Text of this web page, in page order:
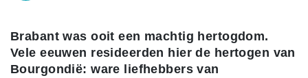
Brabant was ooit een machtig hertogdom.
Vele eeuwen resideerden hier de hertogen van
Bourgondië: ware liefhebbers van